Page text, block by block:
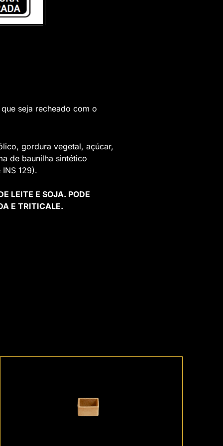
seja recheado com o
gordura vegetal, açúcar,
de baunilha sintético
129).
LEITE E SOJA. PODE
E TRITICALE.